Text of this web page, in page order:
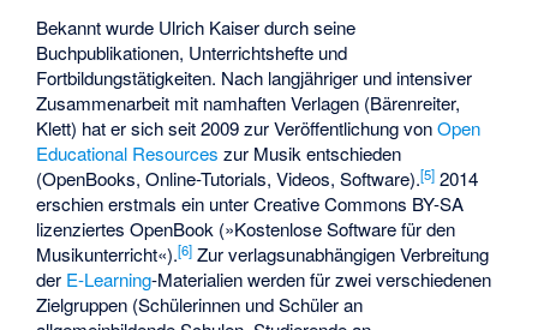
Bekannt wurde Ulrich Kaiser durch seine
Buchpublikationen, Unterrichtshefte und
Fortbildungstätigkeiten. Nach langjähriger und intensiver
Zusammenarbeit mit namhaften Verlagen (Bärenreiter,
Klett) hat er sich seit 2009 zur Veröffentlichung vonOpen
Educational Resources zur Musik entschieden
(OpenBooks, Online-Tutorials, Videos, Software).[5] 2014
erschien erstmals ein unter Creative Commons BY-SA
lizenziertes OpenBook (»Kostenlose Software für den
Musikunterricht«).[6] Zur verlagsunabhängigen Verbreitung
der E-Learning-Materialien werden für zwei verschiedenen
Zielgruppen (Schülerinnen und Schüler an